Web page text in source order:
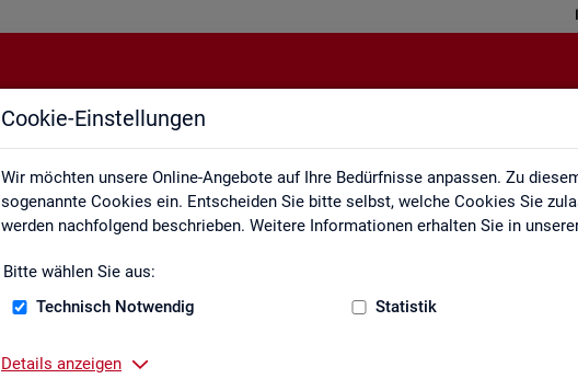
Cookie-Einstellungen
Wir möchten unsere Online-Angebote auf Ihre Bedürfnisse anpassen. Zu
sogenannte Cookies ein. Entscheiden Sie bitte selbst, welche Cookies Sie
werden nachfolgend beschrieben. Weitere Informationen erhalten Sie in
Bitte wählen Sie aus:
Technisch Notwendig
Statistik
Details anzeigen
Über uns